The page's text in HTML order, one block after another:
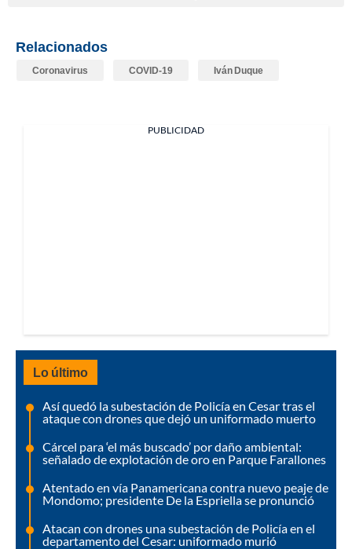
Relacionados
Coronavirus COVID-19 Iván Duque
PUBLICIDAD
Lo último
Así quedó la subestación de Policía en Cesar tras el
ataque con drones que dejó un uniformado muerto
Cárcel para ‘el más buscado’ por daño ambiental:
señalado de explotación de oro en Parque Farallones
Atentado en vía Panamericana contra nuevo peaje de
Mondomo; presidente De la Espriella se pronunció
Atacan con drones una subestación de Policía en el
departamento del Cesar: uniformado murió